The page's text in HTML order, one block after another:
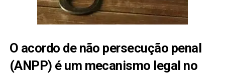
O acordo de não persecução penal
(ANPP) é um mecanismo legal no